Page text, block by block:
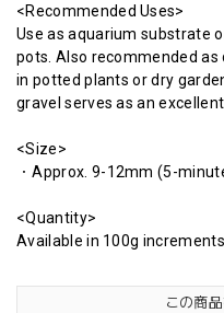
<Recommended Uses>
Use as aquarium substrate
pots. Also recommended
in potted plants or dry
gravel serves as an
<Size>
・Approx. 9-12mm (5-
<Quantity>
Available in 100g
この商